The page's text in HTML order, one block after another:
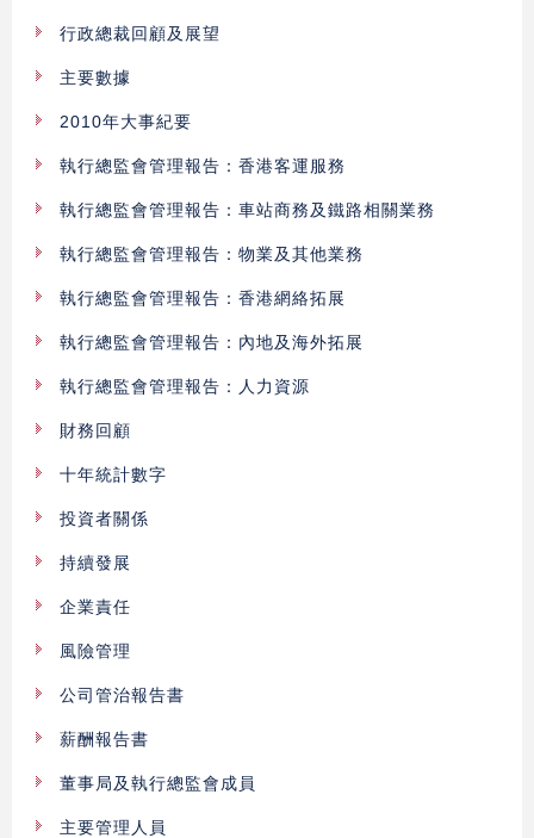
行政總裁回顧及展望
主要數據
2010年大事紀要
執行總監會管理報告：香港客運服務
執行總監會管理報告：車站商務及鐵路相關業務
執行總監會管理報告：物業及其他業務
執行總監會管理報告：香港網絡拓展
執行總監會管理報告：內地及海外拓展
執行總監會管理報告：人力資源
財務回顧
十年統計數字
投資者關係
持續發展
企業責任
風險管理
公司管治報告書
薪酬報告書
董事局及執行總監會成員
主要管理人員